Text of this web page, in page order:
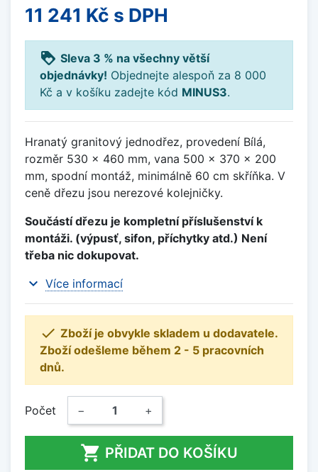
11 241 Kč s DPH
loyalty Sleva 3 % na všechny větší
objednávky! Objednejte alespoň za 8 000
Kč a v košíku zadejte kód MINUS3.
Hranatý granitový jednodřez, provedení Bílá,
rozměr 530 x 460 mm, vana 500 x 370 x 200
mm, spodní montáž, minimálně 60 cm skříňka. V
ceně dřezu jsou nerezové kolejničky.
Součástí dřezu je kompletní příslušenství k
montáži. (výpusť, sifon, příchytky atd.) Není
třeba nic dokupovat.
expand_more Více informací
 Zboží je obvykle skladem u dodavatele.
Zboží odešleme během 2 - 5 pracovních
dnů.
Počet − +
 PŘIDAT DO KOŠÍKU